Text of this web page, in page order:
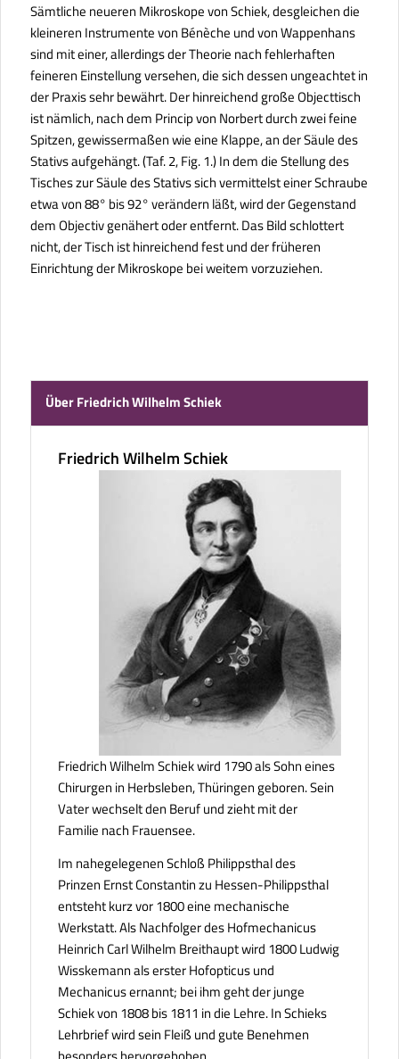
Sämtliche neueren Mikroskope von Schiek, desgleichen die
kleineren Instrumente von Bénèche und von Wappenhans
sind mit einer, allerdings der Theorie nach fehlerhaften
feineren Einstellung versehen, die sich dessen ungeachtet in
der Praxis sehr bewährt. Der hinreichend große Objecttisch
ist nämlich, nach dem Princip von Norbert durch zwei feine
Spitzen, gewissermaßen wie eine Klappe, an der Säule des
Stativs aufgehängt. (Taf. 2, Fig. 1.) In dem die Stellung des
Tisches zur Säule des Stativs sich vermittelst einer Schraube
etwa von 88° bis 92° verändern läßt, wird der Gegenstand
dem Objectiv genähert oder entfernt. Das Bild schlottert
nicht, der Tisch ist hinreichend fest und der früheren
Einrichtung der Mikroskope bei weitem vorzuziehen.
Über Friedrich Wilhelm Schiek
Friedrich Wilhelm Schiek
Friedrich Wilhelm Schiek wird 1790 als Sohn eines
Chirurgen in Herbsleben, Thüringen geboren. Sein
Vater wechselt den Beruf und zieht mit der
Familie nach Frauensee.
Im nahegelegenen Schloß Philippsthal des
Prinzen Ernst Constantin zu Hessen-Philippsthal
entsteht kurz vor 1800 eine mechanische
Werkstatt. Als Nachfolger des Hofmechanicus
Heinrich Carl Wilhelm Breithaupt wird 1800 Ludwig
Wisskemann als erster Hofopticus und
Mechanicus ernannt; bei ihm geht der junge
Schiek von 1808 bis 1811 in die Lehre. In Schieks
Lehrbrief wird sein Fleiß und gute Benehmen